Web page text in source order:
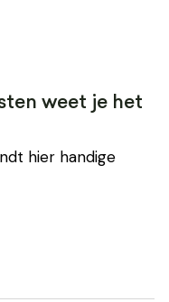
weet je het
hier handige